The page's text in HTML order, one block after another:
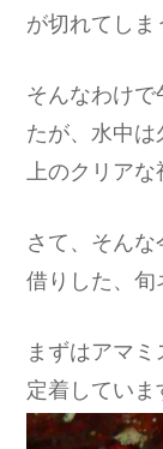
が切れてしま
そんなわけ
たが、水中
上のクリアな
さて、そん
借りした、旬
まずはアマ
定着していま